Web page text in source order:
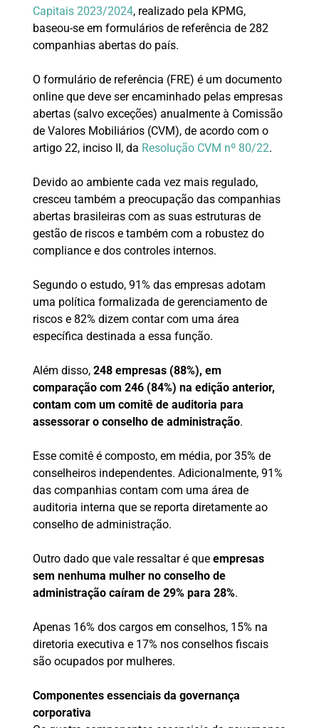
Capitais 2023/2024, realizado pela KPMG,
baseou-se em formulários de referência de 282
companhias abertas do país.
O formulário de referência (FRE) é um documento
online que deve ser encaminhado pelas empresas
abertas (salvo exceções) anualmente à Comissão
de Valores Mobiliários (CVM), de acordo com o
artigo 22, inciso II, da Resolução CVM nº 80/22.
Devido ao ambiente cada vez mais regulado,
cresceu também a preocupação das companhias
abertas brasileiras com as suas estruturas de
gestão de riscos e também com a robustez do
compliance e dos controles internos.
Segundo o estudo, 91% das empresas adotam
uma política formalizada de gerenciamento de
riscos e 82% dizem contar com uma área
específica destinada a essa função.
Além disso, 248 empresas (88%), em
comparação com 246 (84%) na edição anterior,
contam com um comitê de auditoria para
assessorar o conselho de administração.
Esse comitê é composto, em média, por 35% de
conselheiros independentes. Adicionalmente, 91%
das companhias contam com uma área de
auditoria interna que se reporta diretamente ao
conselho de administração.
Outro dado que vale ressaltar é que empresas
sem nenhuma mulher no conselho de
administração caíram de 29% para 28%.
Apenas 16% dos cargos em conselhos, 15% na
diretoria executiva e 17% nos conselhos fiscais
são ocupados por mulheres.
Componentes essenciais da governança
corporativa